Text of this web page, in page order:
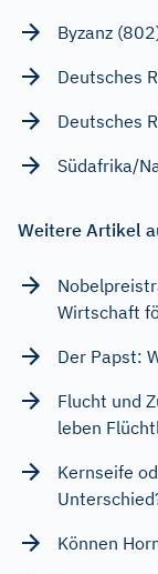
Byzanz
Deutsches
Deutsches
Südafrika/
Weitere Artikel
Wirtschaft
Der Papst:
Flucht und
leben
Kernseife
Können